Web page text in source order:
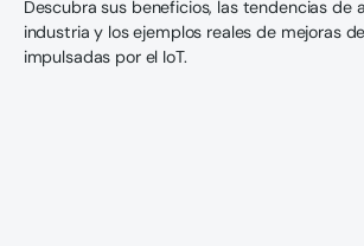
Descubra sus beneficios, las tendencias de
industria y los ejemplos reales de mejoras
impulsadas por el IoT.